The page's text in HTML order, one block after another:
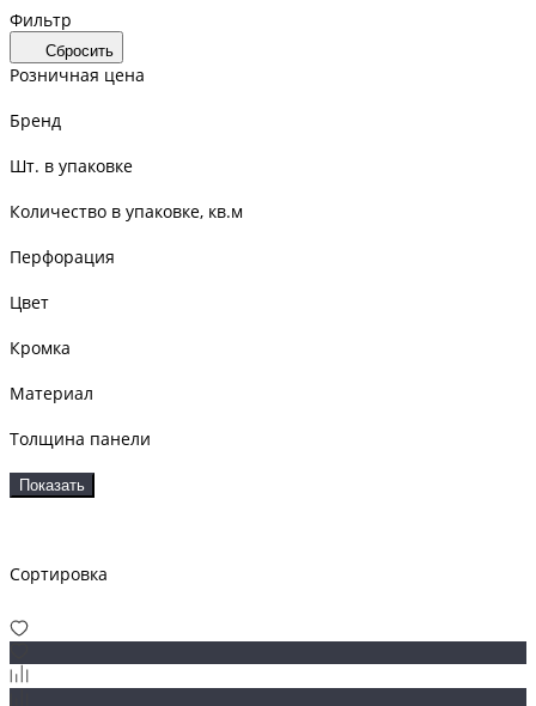
Фильтр
Сбросить
Розничная цена
Бренд
Шт. в упаковке
Количество в упаковке, кв.м
Перфорация
Цвет
Кромка
Материал
Толщина панели
Показать
Сортировка